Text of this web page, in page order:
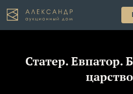
Статер. Евпатор.
царство